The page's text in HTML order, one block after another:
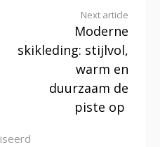
Next article
Moderne
skikleding: stijlvol,
warm en
duurzaam de
piste op